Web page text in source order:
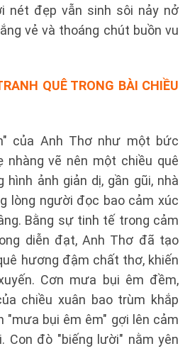
nét đẹp vẫn sinh sôi nảy nở
vẻ và thoáng chút buồn vu
QUÊ TRONG BÀI CHIỀU
của Anh Thơ như một bức
nhàng vẽ nên một chiều quê
hình ảnh giản dị, gần gũi, nhà
lòng người đọc bao cảm xúc
Bằng sự tinh tế trong cảm
diễn đạt, Anh Thơ đã tạo
hương đậm chất thơ, khiến
Cơn mưa bụi êm đềm,
chiều xuân bao trùm khắp
"mưa bụi êm êm" gợi lên cảm
Con đò "biếng lười" nằm yên